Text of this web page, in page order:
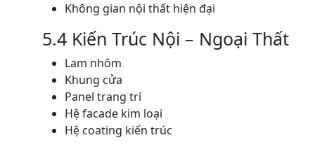
Không gian nội thất hiện đại
5.4 Kiến Trúc Nội – Ngoại Thất
Lam nhôm
Khung cửa
Panel trang trí
Hệ facade kim loại
Hệ coating kiến trúc